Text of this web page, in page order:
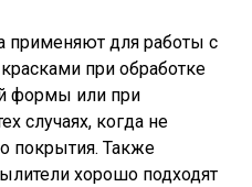
применяют для работы с
при обработке
формы или при
случаях, когда не
покрытия. Также
хорошо подходят